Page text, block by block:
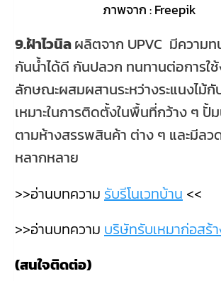
ภาพจาก : Freepik
9.ฝ้าไวนิลผลิตจาก UPVC มีความท
กันน้ำได้ดี กันปลวก ทนทานต่อการใช้
ลักษณะผสมผสานระหว่างระแนงไม้
เหมาะในการติดตั้งในพื้นที่กว้าง ๆ ปั้
ตามห้างสรรพสินค้า ต่าง ๆ และมีลว
หลากหลาย
>>อ่านบทความ รับรีโนเวทบ้าน <<
>>อ่านบทความ บริษัทรับเหมาก่อสร้
(สนใจติดต่อ)